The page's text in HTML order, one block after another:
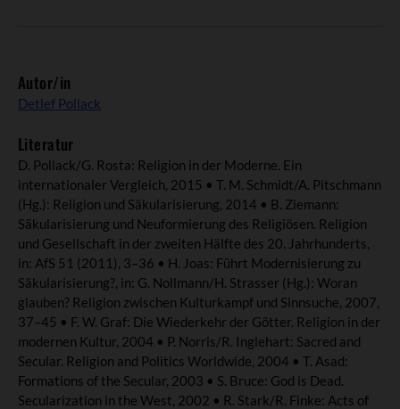
Autor/in
Detlef Pollack
Literatur
D. Pollack/G. Rosta: Religion in der Moderne. Ein
internationaler Vergleich, 2015 • T. M. Schmidt/A. Pitschmann
(Hg.): Religion und Säkularisierung, 2014 • B. Ziemann:
Säkularisierung und Neuformierung des Religiösen. Religion
und Gesellschaft in der zweiten Hälfte des 20. Jahrhunderts,
in: AfS 51 (2011), 3–36 • H. Joas: Führt Modernisierung zu
Säkularisierung?, in: G. Nollmann/H. Strasser (Hg.): Woran
glauben? Religion zwischen Kulturkampf und Sinnsuche, 2007,
37–45 • F. W. Graf: Die Wiederkehr der Götter. Religion in der
modernen Kultur, 2004 • P. Norris/R. Inglehart: Sacred and
Secular. Religion and Politics Worldwide, 2004 • T. Asad:
Formations of the Secular, 2003 • S. Bruce: God is Dead.
Secularization in the West, 2002 • R. Stark/R. Finke: Acts of